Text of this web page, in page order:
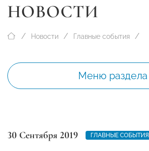
НОВОСТИ
Новости Главные события
Меню раздела
30 Сентября 2019 ГЛАВНЫЕ СОБЫТИЯ